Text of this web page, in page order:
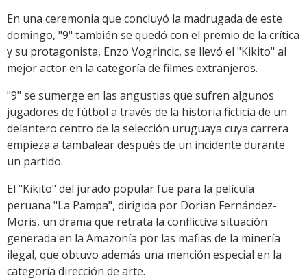
En una ceremonia que concluyó la madrugada de este
domingo, "9" también se quedó con el premio de la crítica
y su protagonista, Enzo Vogrincic, se llevó el "Kikito" al
mejor actor en la categoría de filmes extranjeros.
"9" se sumerge en las angustias que sufren algunos
jugadores de fútbol a través de la historia ficticia de un
delantero centro de la selección uruguaya cuya carrera
empieza a tambalear después de un incidente durante
un partido.
El "Kikito" del jurado popular fue para la película
peruana "La Pampa", dirigida por Dorian Fernández-
Moris, un drama que retrata la conflictiva situación
generada en la Amazonía por las mafias de la minería
ilegal, que obtuvo además una mención especial en la
categoría dirección de arte.